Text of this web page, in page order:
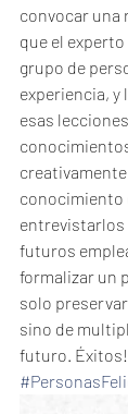
convocar una
que el
grupo de
experiencia, y
esas
conocimiento
entrevistarlos
futuros
formalizar un
solo
sino de
futuro.